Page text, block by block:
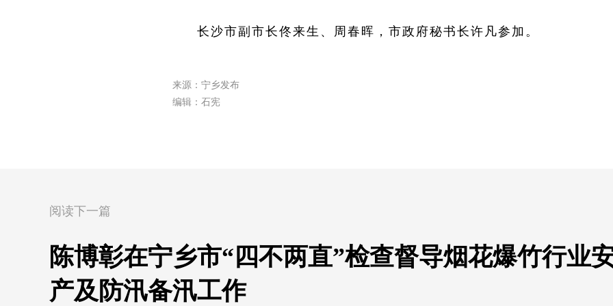
长沙市副市长佟来生、周春晖，市政府秘书长许凡参加。
来源：宁乡发布
编辑：石宪
阅读下一篇
陈博彰在宁乡市“四不两直”检查督导烟花爆竹行业
产及防汛备汛工作